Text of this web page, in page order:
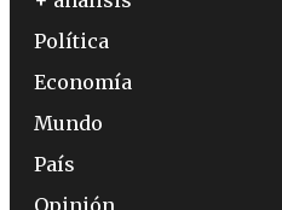
Política
Economía
Mundo
País
Opinión